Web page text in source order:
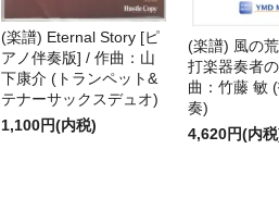
(楽譜) Eternal Story [ピ
アノ伴奏版] / 作曲：山
下康介 (トランペット&
テナーサックスデュオ)
1,100円(内税)
(楽譜) 風の
打楽器奏者
曲：竹藤 敏
奏)
4,620円(内